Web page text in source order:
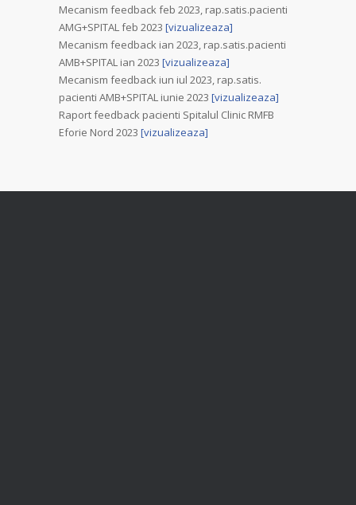
Mecanism feedback feb 2023, rap.satis.pacienti
AMG+SPITAL feb 2023 [vizualizeaza]
Mecanism feedback ian 2023, rap.satis.pacienti
AMB+SPITAL ian 2023 [vizualizeaza]
Mecanism feedback iun iul 2023, rap.satis.
pacienti AMB+SPITAL iunie 2023 [vizualizeaza]
Raport feedback pacienti Spitalul Clinic RMFB
Eforie Nord 2023 [vizualizeaza]